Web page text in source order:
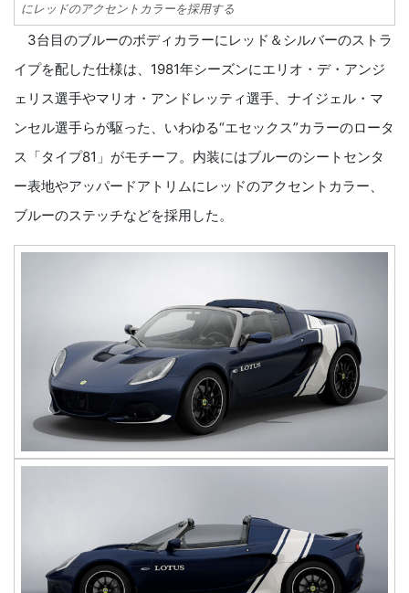
にレッドのアクセントカラーを採用する
3台目のブルーのボディカラーにレッド＆シルバーのストラ
イプを配した仕様は、1981年シーズンにエリオ・デ・アンジ
ェリス選手やマリオ・アンドレッティ選手、ナイジェル・マ
ンセル選手らが駆った、いわゆる“エセックス”カラーのロータ
ス「タイプ81」がモチーフ。内装にはブルーのシートセンタ
ー表地やアッパードアトリムにレッドのアクセントカラー、
ブルーのステッチなどを採用した。